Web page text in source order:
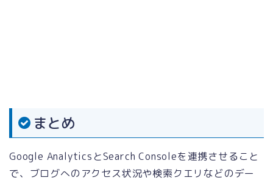
まとめ
Google AnalyticsとSearch Consoleを連携させること
で、ブログへのアクセス状況や検索クエリなどのデー